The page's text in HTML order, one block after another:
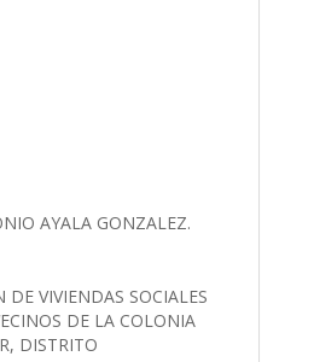
AYALA GONZALEZ.
DE VIVIENDAS SOCIALES
DE LA COLONIA
DISTRITO